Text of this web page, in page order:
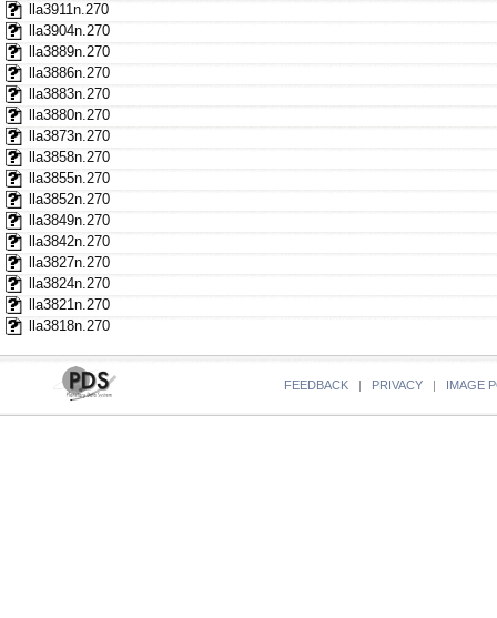
lla3911n.270
lla3904n.270
lla3889n.270
lla3886n.270
lla3883n.270
lla3880n.270
lla3873n.270
lla3858n.270
lla3855n.270
lla3852n.270
lla3849n.270
lla3842n.270
lla3827n.270
lla3824n.270
lla3821n.270
lla3818n.270
FEEDBACK | PRIVACY | IMAGE